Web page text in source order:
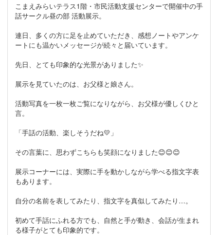
こまえみらいテラス1階・市民活動支援センターで開催中の手
話サークル昼の部 活動展示。
連日、多くの方に足を止めていただき、感想ノートやアンケ
ートにも温かいメッセージが続々と届いています。
先日、とても印象的な光景がありました✨
展示を見ていたのは、お父様と娘さん。
活動写真を一枚一枚ご覧になりながら、お父様が優しくひと
言。
「手話の活動、楽しそうだね💛」
その言葉に、思わずこちらも笑顔になりました😊😊😊
展示コーナーには、実際に手を動かしながら学べる指文字表
もあります。
自分の名前を表してみたり、指文字を真似してみたり…。
初めて手話にふれる方でも、自然と手が動き、会話が生まれ
る様子がとても印象的です。